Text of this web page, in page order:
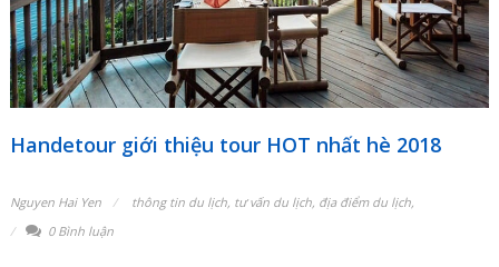
Handetour giới thiệu tour HOT nhất hè 2018
Nguyen Hai Yen thông tin du lịch, tư vấn du lịch, địa điểm du lịch,
0 Bình luận